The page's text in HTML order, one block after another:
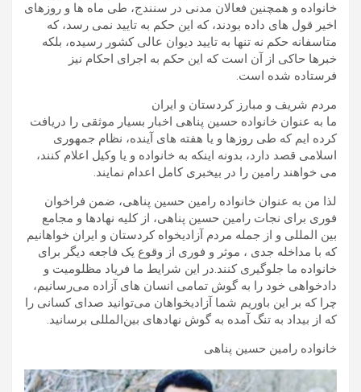
خانواده و همچنین فعالان مدنی در سنندج، طی ماه ها و روزهای
اخیر قول های داده بودند، که این حکم به تایید نمی رسد، که
متاسفانه حکم نه تنها به تایید دیوان عالی کشور رسیده، بلکه
خبرها حاکی از آن است که این حکم به اجرای احکام نیز
فرستاده شده است.
مردم شریف و مبارز کردستان و ایران
ما به عنوان خانواده حسین پناهی اخبار بسیار موثقی را دریافت
کرده ایم که طی روزها و یا هفته های آینده، نظام جمهوری
اسلامی قصد دارد، بدونه اینکه به خانواده و یا وکیل اعلام کنند،
می خواهند رامین را در بیخبری کامل اعدام نمایند.
لذا من به عنوان خانواده رامین حسین پناهی، ضمن فراخوان
فوری برای نجات رامین حسین پناهی، از کلیه نهادها و مجامع
بین المللی و از جملە مردم آزادیخواه کردستان و ایران خواهانیم
که با مداخله جدی ، موثر و فوری از وقوع یک فاجعه دیگر برای
خانواده ما جلوگیری کنند.در این شرایط ما فریاد مظلومیت و
دادخواهی خود را به گوش تمامی انسان های آزاده می‌رسانیم،
چرا که بر این باوریم شما آزادیخواهان می‌توانید صدای کسانی را
که از بیداد به تنگ آمده به گوش نهادهای بین‌المللی برسانید.
خانواده رامین حسین پناهی